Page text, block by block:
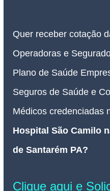
Quer receber cotação
Operadoras e
Plano de Saúde
Seguros de Saúde e
Médicos credenciadas
Hospital São Camilo
de Santarém PA?
Clique aqui e